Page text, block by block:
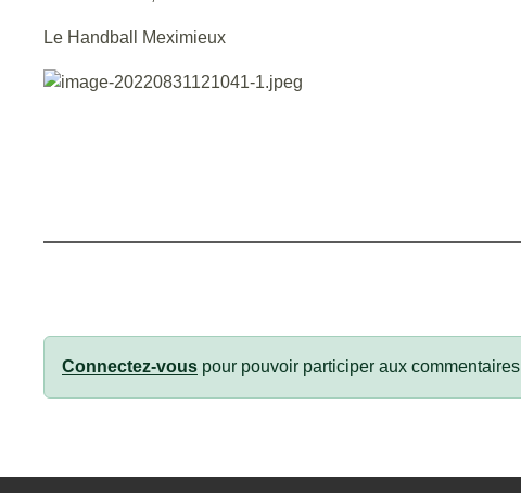
Le Handball Meximieux
Connectez-vous pour pouvoir participer aux